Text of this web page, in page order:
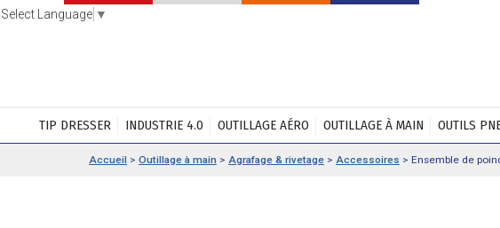
Select Language ▼
TIP DRESSER INDUSTRIE 4.0 OUTILLAGE AÉRO OUTILLAGE À MAIN OUTILS
Accueil > Outillage à main > Agrafage & rivetage > Accessoires > Ensemble de